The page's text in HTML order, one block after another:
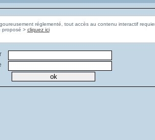
réglementé, tout accès au contenu interactif
proposé > cliquez ici